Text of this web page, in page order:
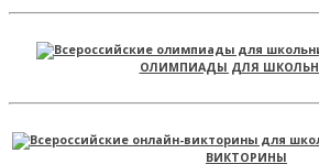
ОЛИМПИАДЫ ДЛЯ
ВИКТОРИНЫ